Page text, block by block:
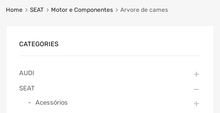
Home SEAT Motor e Componentes Arvore de cames
CATEGORIES
AUDI
SEAT
Acessórios